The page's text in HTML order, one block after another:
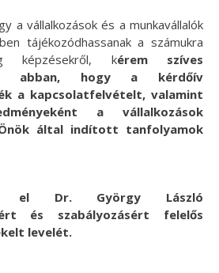
a vállalkozások és a munkavállalók
tájékozódhassanak a számukra
képzésekről, kérem szíves
abban, hogy a kérdőív
a kapcsolatfelvételt, valamint
a vállalkozások
által indított tanfolyamok
el Dr. György László
és szabályozásért felelős
levelét.